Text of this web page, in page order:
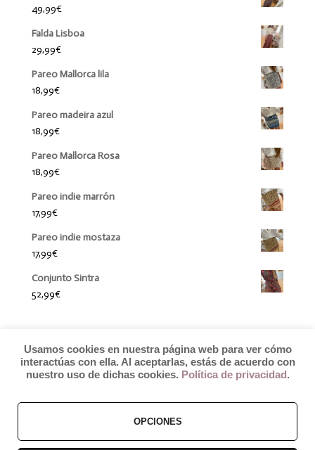
49,99€
Falda Lisboa
29,99€
Pareo Mallorca lila
18,99€
Pareo madeira azul
18,99€
Pareo Mallorca Rosa
18,99€
Pareo indie marrón
17,99€
Pareo indie mostaza
17,99€
Conjunto Sintra
52,99€
© 2019 by Débora Colette
Usamos cookies en nuestra página web para ver cómo
interactúas con ella. Al aceptarlas, estás de acuerdo con
nuestro uso de dichas cookies. Política de privacidad .
OPCIONES